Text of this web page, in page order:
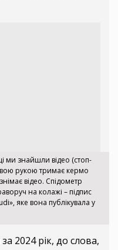
ми знайшли відео (стоп-
рукою тримає кермо
відео. Спідометр
на колажі – підпис
яке вона публікувала у
2024 рік, до слова,